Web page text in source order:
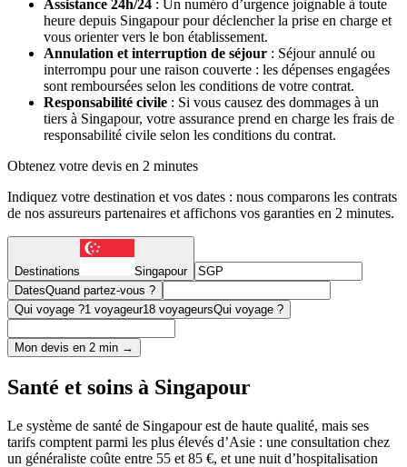
Assistance 24h/24 : Un numéro d’urgence joignable à toute
heure depuis Singapour pour déclencher la prise en charge et
vous orienter vers le bon établissement.
Annulation et interruption de séjour : Séjour annulé ou
interrompu pour une raison couverte : les dépenses engagées
sont remboursées selon les conditions de votre contrat.
Responsabilité civile : Si vous causez des dommages à un
tiers à Singapour, votre assurance prend en charge les frais de
responsabilité civile selon les conditions du contrat.
Obtenez votre devis en 2 minutes
Indiquez votre destination et vos dates : nous comparons les contrats
de nos assureurs partenaires et affichons vos garanties en 2 minutes.
Destinations
Singapour
DatesQuand partez-vous ?
Qui voyage ?1 voyageur18 voyageursQui voyage ?
Mon devis en 2 min →
Santé et soins à Singapour
Le système de santé de Singapour est de haute qualité, mais ses
tarifs comptent parmi les plus élevés d’Asie : une consultation chez
un généraliste coûte entre 55 et 85 €, et une nuit d’hospitalisation